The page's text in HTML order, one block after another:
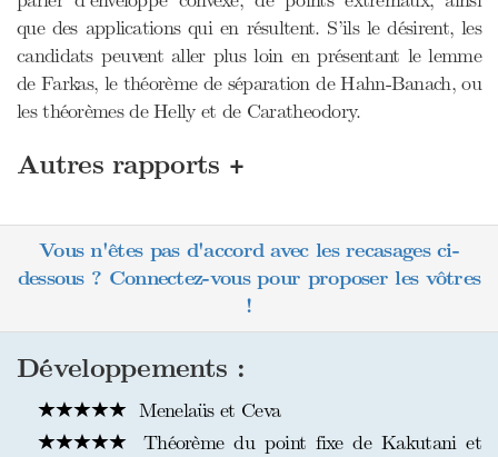
que des applications qui en résultent. S’ils le désirent, les
candidats peuvent aller plus loin en présentant le lemme
de Farkas, le théorème de séparation de Hahn-Banach, ou
les théorèmes de Helly et de Caratheodory.
Autres rapports +
Vous n'êtes pas d'accord avec les recasages ci-
dessous ? Connectez-vous pour proposer les vôtres
!
Développements :
Menelaüs et Ceva
Théorème du point fixe de Kakutani et